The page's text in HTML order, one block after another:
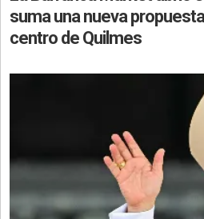
suma una nueva
centro de Quilmes